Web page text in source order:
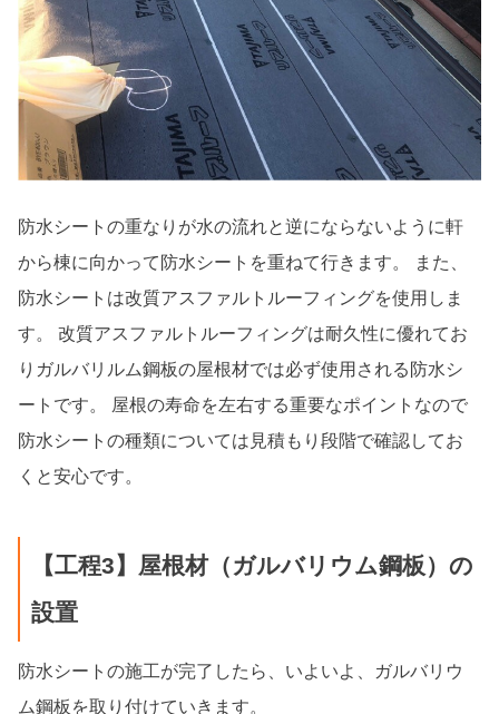
防水シートの重なりが水の流れと逆にならないように軒
から棟に向かって防水シートを重ねて行きます。 また、
防水シートは改質アスファルトルーフィングを使用しま
す。 改質アスファルトルーフィングは耐久性に優れてお
りガルバリルム鋼板の屋根材では必ず使用される防水シ
ートです。 屋根の寿命を左右する重要なポイントなので
防水シートの種類については見積もり段階で確認してお
くと安心です。
【工程3】屋根材（ガルバリウム鋼板）の
設置
防水シートの施工が完了したら、いよいよ、ガルバリウ
ム鋼板を取り付けていきます。